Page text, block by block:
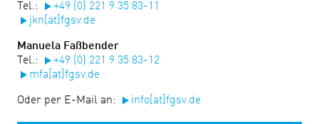
Tel.:
+49 (0) 221 9 35 83-11
jkn[at]fgsv.de
Manuela Faßbender
Tel.:
+49 (0) 221 9 35 83-12
mfa[at]fgsv.de
Oder per E-Mail an: info[at]fgsv.de